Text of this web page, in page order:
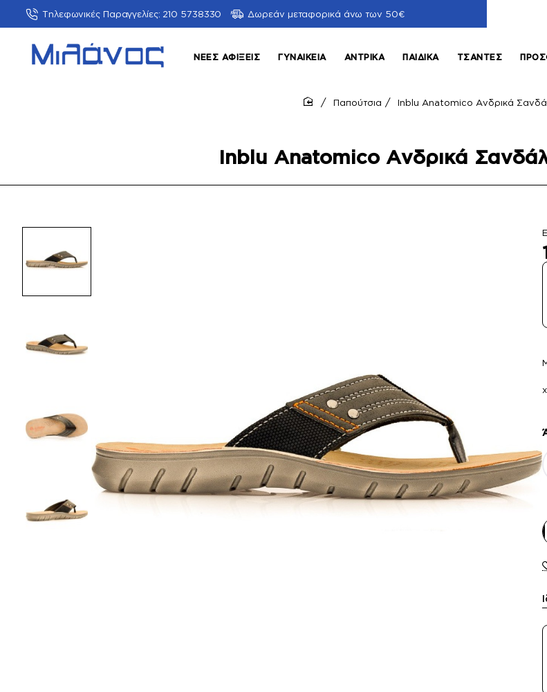
Τηλεφωνικές Παραγγελίες: 210 5738330 Δωρεάν μεταφορικά άνω των 50€
ΝΈΕΣ ΑΦΊΞΕΙΣ ΓΥΝΑΙΚΕΊΑ ΑΝΤΡΙΚΆ ΠΑΙΔΙΚΆ ΤΣΆΝΤΕΣ
Inblu Anatomico Ανδρικά
Παπούτσια Inblu Anatomico Ανδρικά